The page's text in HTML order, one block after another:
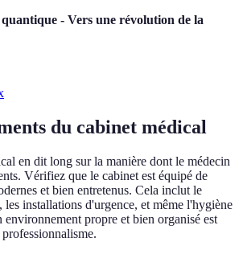
- Vers une révolution de la
du cabinet médical
en dit long sur la manière dont le médecin
Vérifiez que le cabinet est équipé de
et bien entretenus. Cela inclut le
les installations d'urgence, et même l'hygiène
environnement propre et bien organisé est